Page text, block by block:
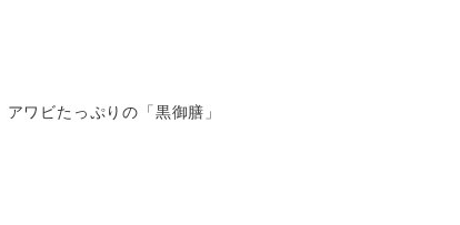
アワビたっぷりの「黒御膳」